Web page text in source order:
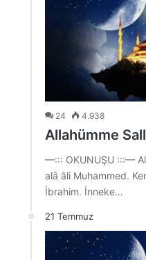
24 4.938
Allahümme
—::: OKUNUŞU :::—
alâ âli Muhammed.
İbrahim. İnneke…
21 Temmuz